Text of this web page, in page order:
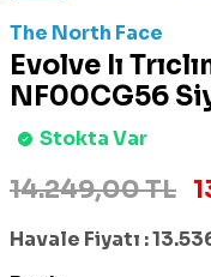
The North Face
Evolve Iı
NF00CG56
Stokta Var
14.249,00 TL
Havale Fiyatı :